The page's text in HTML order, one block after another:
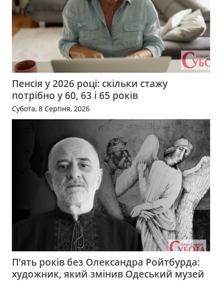
Пенсія у 2026 році: скільки стажу
потрібно у 60, 63 і 65 років
Субота, 8 Серпня, 2026
П’ять років без Олександра Ройтбурда:
художник, який змінив Одеський музей